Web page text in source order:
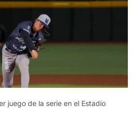
juego de la serie en el Estadio